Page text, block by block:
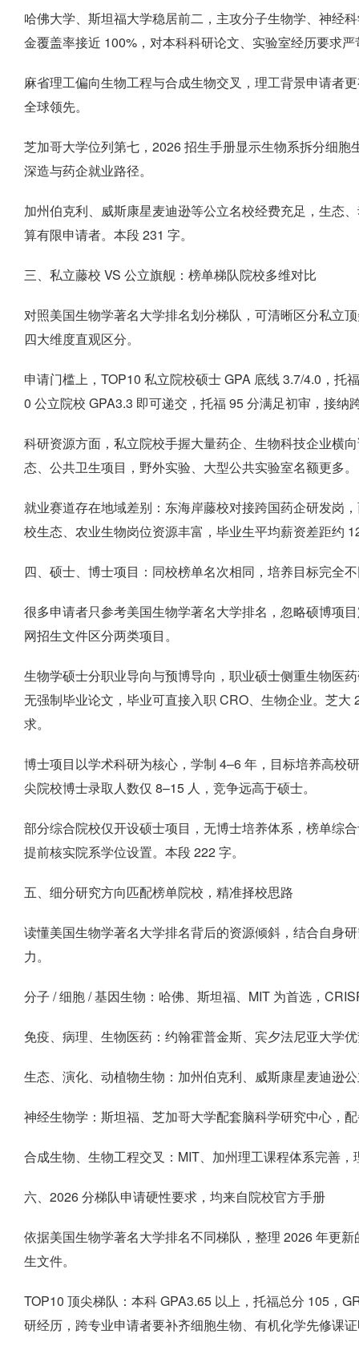
哈佛大学、斯坦福大学稳居前二，主攻分子生物学、神经
金覆盖率接近 100%，对本科科研论文、实验室经历要求严
麻省理工偏向生物工程与合成生物交叉，理工背景申请者
全球领先。
芝加哥大学位列第七，2026 招生手册显示生物系拆分细
深造与药企就业路径。
加州伯克利、威斯康星麦迪逊等公立名校经费充足，生态
算有限申请者。本段 231 字。
三、私立藤校 VS 公立旗舰：榜单梯队院校多维对比
对照美国生物学著名大学排名划分梯队，可清晰区分私立
四大维度直观区分。
申请门槛上，TOP10 私立院校硕士 GPA 底线 3.7/4.0，
0 公立院校 GPA3.3 即可递交，托福 95 分满足初审，接纳
科研资源方面，私立院校手握大量药企、生物科技企业横
态、公共卫生项目，野外实验、大型公共实验室名额更多。
就业赛道存在地域差别：东海岸藤校对接跨国药企研发岗
校生态、农业生物岗位资源丰富，毕业生平均薪资差距约
四、硕士、博士项目：同校榜单名次相同，培养目标完全
很多申请者只参考美国生物学著名大学排名，忽略硕博项
网招生文件区分两类项目。
生物学硕士分职业导向与预博导向，职业硕士侧重生物医
无强制毕业论文，毕业可直接入职 CRO、生物企业。芝
求。
博士项目以学术科研为核心，学制 4–6 年，目标培养高校
尖院校博士录取人数仅 8–15 人，竞争远高于硕士。
部分综合院校仅开设硕士项目，无博士培养体系，榜单综
提前核实院系学位设置。本段 222 字。
五、细分研究方向匹配榜单院校，精准择校思路
读懂美国生物学著名大学排名背后的资源倾斜，结合自身
力。
分子 / 细胞 / 基因生物：哈佛、斯坦福、MIT 为首选，
免疫、病理、生物医药：约翰霍普金斯、宾夕法尼亚大学
生态、演化、动植物生物：加州伯克利、威斯康星麦迪逊
神经生物学：斯坦福、芝加哥大学配套脑科学研究中心，
合成生物、生物工程交叉：MIT、加州理工课程体系完善
六、2026 分梯队申请硬性要求，均来自院校官方手册
依据美国生物学著名大学排名不同梯队，整理 2026 年更
生文件。
TOP10 顶尖梯队：本科 GPA3.65 以上，托福总分 105，
研经历，跨专业申请者要补齐细胞生物、有机化学先修课